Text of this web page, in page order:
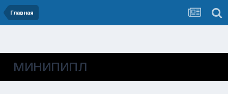
Главная
МИНИПИПЛ